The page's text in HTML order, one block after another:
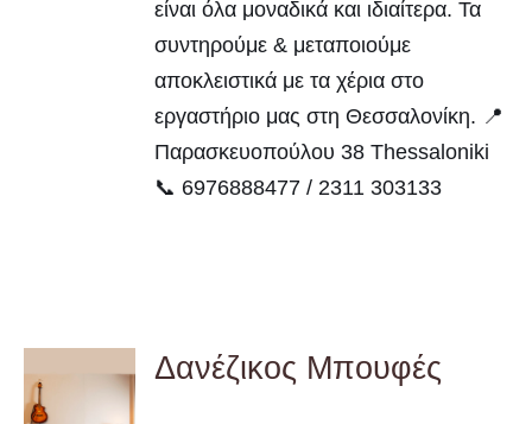
είναι όλα μοναδικά και ιδιαίτερα. Τα
συντηρούμε & μεταποιούμε
αποκλειστικά με τα χέρια στο
εργαστήριο μας στη Θεσσαλονίκη. 📍
Παρασκευοπούλου 38 Thessaloniki
📞 6976888477 / 2311 303133
Δανέζικος Μπουφές